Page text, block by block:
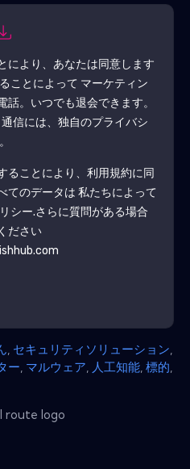
により、あなたは同意します
ことによって マーケティン
。いつでも退会できます。
信には、独自のプライバシ
ることにより、利用規約に同
てのデータは 私たちによって
シー.さらに質問がある場合
ださい
セキュリティソリューション
ー マルウェア 人工知能 標的